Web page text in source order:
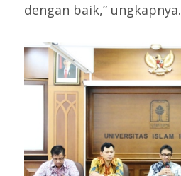
dengan baik,” ungkapnya.